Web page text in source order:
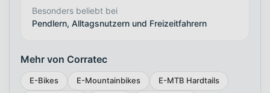
Besonders beliebt bei
Pendlern, Alltagsnutzern und Freizeitfahrern
Mehr von Corratec
E-Bikes E-Mountainbikes
E-MTB Hardtails